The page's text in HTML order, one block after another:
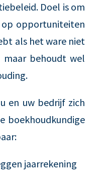
Doel is om
opportuniteiten
als het ware niet
maar behoudt wel
en uw bedrijf zich
boekhoudkundige
jaarrekening